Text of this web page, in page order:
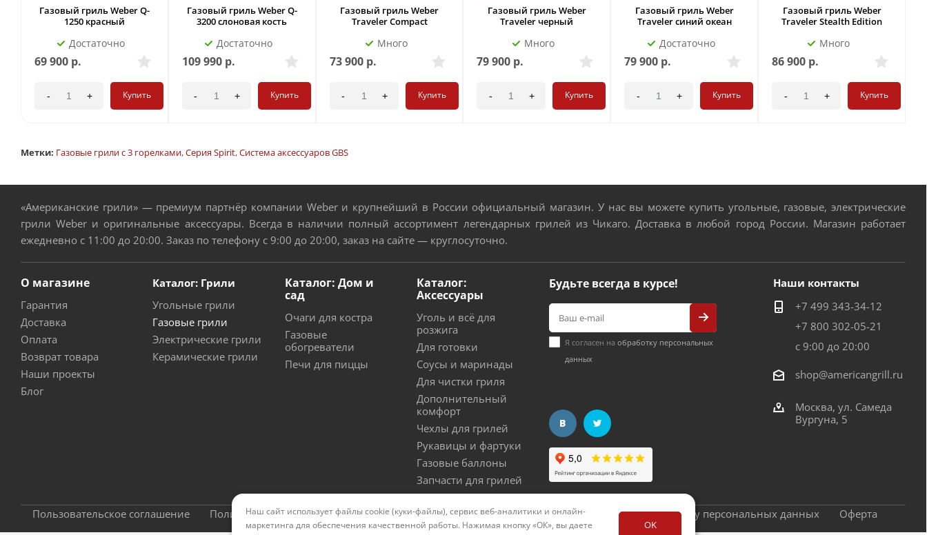
Газовый гриль Weber Q-
1250 красный
Достаточно
69 900 р.
- + Купить
Газовый гриль Weber Q-
3200 слоновая кость
Достаточно
109 990р.
- + Купить
Газовый гриль Weber
Traveler Compact
Много
73 900р.
- + Купить
Газовый гриль Weber
Traveler черный
Много
79 900 р.
- + Купить
Газовый гриль Weber
Traveler синий океан
Достаточно
79 900 р.
- + Купить
Газовый гриль Weber
Traveler Stealth Edition
Много
86 900 р.
- + Купить
Метки: Газовые грили с 3 горелками,Серия Spirit,Система аксессуаров GBS
«Американские грили» — премиум партнёр компании Weber и крупнейший в России официальный магазин. У нас вы можете купить угольные, газовые, электрические
грили Weber и оригинальные аксессуары. Всегда в наличии полный ассортимент легендарных грилей из Чикаго. Доставка в любой город России. Магазин работает
ежедневно с 11:00 до 20:00. Заказ по телефону с 9:00 до 20:00, заказ на сайте — круглосуточно.
О магазине
Гарантия
Доставка
Оплата
Возврат товара
Наши проекты
Блог
Каталог: Грили
Угольные грили
Газовые грили
Электрические грили
Керамические грили
Каталог: Дом и
сад
Очаги для костра
Газовые
обогреватели
Печи для пиццы
Каталог:
Аксессуары
Уголь и всё для
розжига
Для готовки
Соусы и маринады
Для чистки гриля
Дополнительный
комфорт
Чехлы для грилей
Рукавицы и фартуки
Газовые баллоны
Запчасти для грилей
Будьте всегда в курсе!
Я согласен на обработку персональных
данных
Наши контакты
+7 499 343-34-12
+7 800 302-05-21
с 9:00 до 20:00
shop@americangrill.ru
Москва, ул. Самеда
Вургуна, 5
Пользовательское соглашение Политика конфиденциальности Политика использования cookies Согласие на обработку персональных данных Оферта
Наш сайт использует файлы cookie (куки-файлы), сервис веб-аналитики и онлайн-
маркетинга для обеспечения качественной работы. Нажимая кнопку «ОК», вы даете
OK